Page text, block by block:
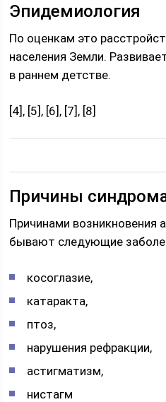
Эпидемиология
По оценкам это
населения Земли.
в раннем детстве.
[4], [5], [6], [7], [8]
Причины
Причинами возникновения
бывают следующие
косоглазие,
катаракта,
птоз,
нарушения рефракции,
астигматизм,
нистагм